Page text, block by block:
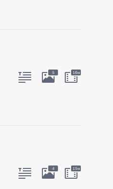
5 16м
4 15м